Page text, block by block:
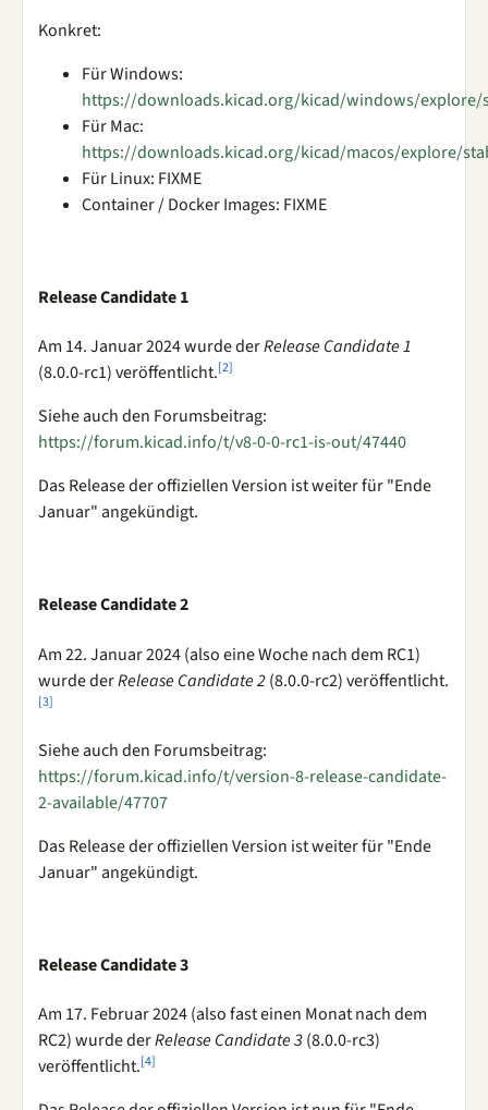
Konkret:
Für Windows:
https://downloads.kicad.org/kicad/windows/explore/
Für Mac:
https://downloads.kicad.org/kicad/macos/explore/
Für Linux: FIXME
Container / Docker Images: FIXME
Release Candidate 1
Am 14. Januar 2024 wurde derRelease Candidate 1
(8.0.0-rc1) veröffentlicht.[2]
Siehe auch den Forumsbeitrag:
https://forum.kicad.info/t/v8-0-0-rc1-is-out/47440
Das Release der offiziellen Version ist weiter für "Ende
Januar" angekündigt.
Release Candidate 2
Am 22. Januar 2024 (also eine Woche nach dem RC1)
wurde derRelease Candidate 2(8.0.0-rc2) veröffentlicht.
[3]
Siehe auch den Forumsbeitrag:
https://forum.kicad.info/t/version-8-release-candidate-
2-available/47707
Das Release der offiziellen Version ist weiter für "Ende
Januar" angekündigt.
Release Candidate 3
Am 17. Februar 2024 (also fast einen Monat nach dem
RC2) wurde derRelease Candidate 3(8.0.0-rc3)
veröffentlicht.[4]